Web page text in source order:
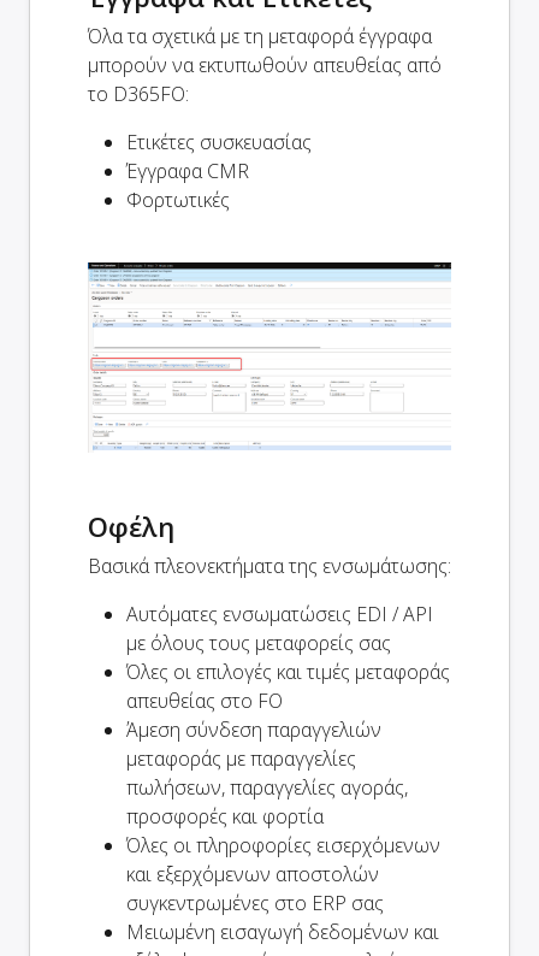
Όλα τα σχετικά με τη μεταφορά έγγραφα
μπορούν να εκτυπωθούν απευθείας από
το D365FO:
Ετικέτες συσκευασίας
Έγγραφα CMR
Φορτωτικές
Οφέλη
Βασικά πλεονεκτήματα της ενσωμάτωσης:
Αυτόματες ενσωματώσεις EDI / API
με όλους τους μεταφορείς σας
Όλες οι επιλογές και τιμές μεταφοράς
απευθείας στο FO
Άμεση σύνδεση παραγγελιών
μεταφοράς με παραγγελίες
πωλήσεων, παραγγελίες αγοράς,
προσφορές και φορτία
Όλες οι πληροφορίες εισερχόμενων
και εξερχόμενων αποστολών
συγκεντρωμένες στο ERP σας
Μειωμένη εισαγωγή δεδομένων και